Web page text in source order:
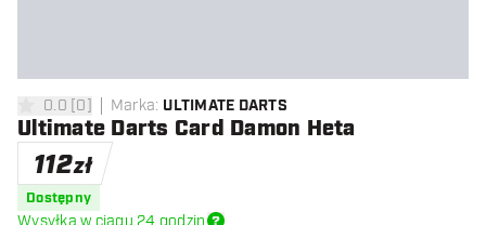
0 gwiazdki oceny
0.0 [0] Marka: ULTIMATE DARTS
Ultimate Darts Card Damon Heta
112zł
Dostępny
Wysyłka w ciągu 24 godzin